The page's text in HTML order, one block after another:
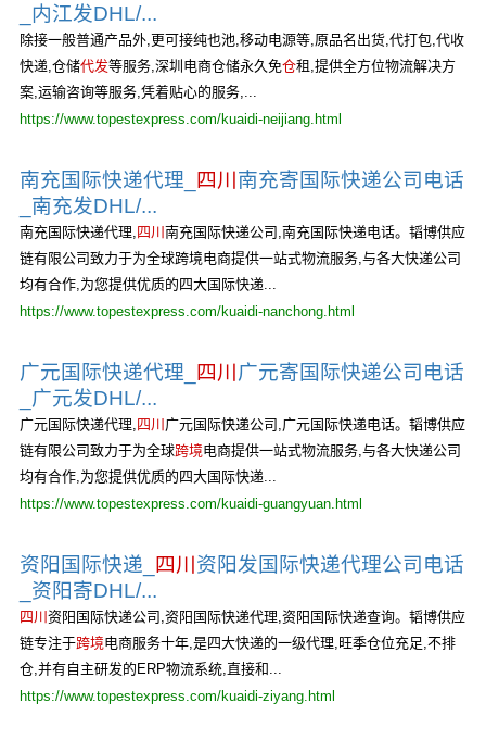
_内江发DHL/...
除接一般普通产品外,更可接纯也池,移动电源等,原品名出货,代打包,代收
快递,仓储代发等服务,深圳电商仓储永久免仓租,提供全方位物流解决方
案,运输咨询等服务,凭着贴心的服务,...
https://www.topestexpress.com/kuaidi-neijiang.html
南充国际快递代理_ 四川 南充寄国际快递公司电话
_南充发DHL/...
南充国际快递代理, 四川 南充国际快递公司,南充国际快递电话。韬博供应
链有限公司致力于为全球跨境电商提供一站式物流服务,与各大快递公司
均有合作,为您提供优质的四大国际快递...
https://www.topestexpress.com/kuaidi-nanchong.html
广元国际快递代理_ 四川 广元寄国际快递公司电话
_广元发DHL/...
广元国际快递代理, 四川 广元国际快递公司,广元国际快递电话。韬博供应
链有限公司致力于为全球跨境电商提供一站式物流服务,与各大快递公司
均有合作,为您提供优质的四大国际快递...
https://www.topestexpress.com/kuaidi-guangyuan.html
资阳国际快递_ 四川 资阳发国际快递代理公司电话
_资阳寄DHL/...
四川 资阳国际快递公司,资阳国际快递代理,资阳国际快递查询。韬博供应
链专注于跨境电商服务十年,是四大快递的一级代理,旺季仓位充足,不排
仓,并有自主研发的ERP物流系统,直接和...
https://www.topestexpress.com/kuaidi-ziyang.html